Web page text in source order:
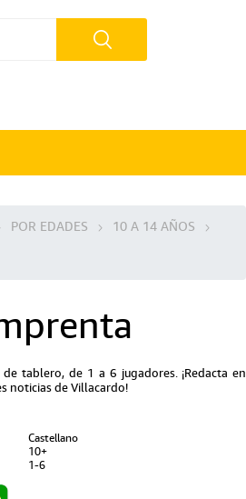
POR EDADES
10 A 14 AÑOS
tablero, de 1 a 6 jugadores. ¡Redacta en
noticias de Villacardo!
Castellano
10+
1-6